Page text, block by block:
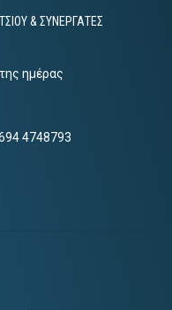
& ΣΥΝΕΡΓΑΤΕΣ
ημέρας
4748793